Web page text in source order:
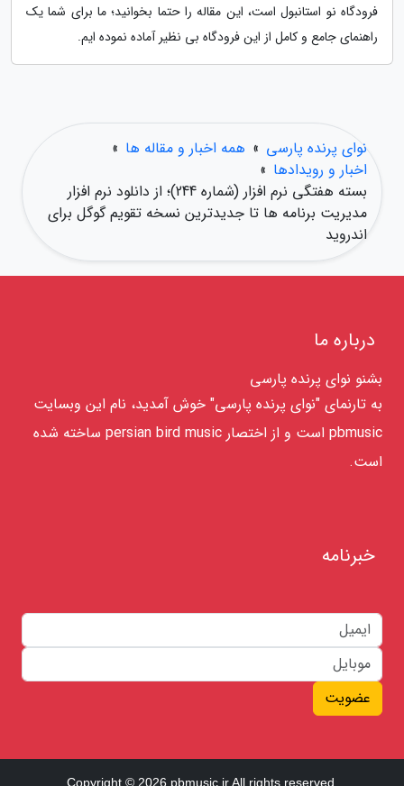
فرودگاه نو استانبول است، این مقاله را حتما بخوانید؛ ما برای شما یک
راهنمای جامع و کامل از این فرودگاه بی نظیر آماده نموده ایم.
نوای پرنده پارسی » همه اخبار و مقاله ها »
اخبار و رویدادها »
بسته هفتگی نرم افزار (شماره 244)؛ از دانلود نرم افزار
مدیریت برنامه ها تا جدیدترین نسخه تقویم گوگل برای
اندروید
درباره ما
بشنو نوای پرنده پارسی
به تارنمای "نوای پرنده پارسی" خوش آمدید، نام این وبسایت
pbmusic است و از اختصار persian bird music ساخته شده
است.
خبرنامه
عضویت
Copyright © 2026 pbmusic.ir All rights reserved.